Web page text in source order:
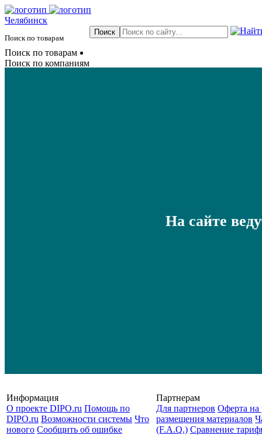
Челябинск
Поиск по товарам
Поиск по товарам
Поиск по компаниям
На сайте
Информация
О проекте DIPO.ru Помощь по
DIPO.ru Возможности системы Что
нового Сообщить об ошибке
Партнерам
Для партнеров Оферта на
размещения материалов
(F.A.Q.) Cравнение